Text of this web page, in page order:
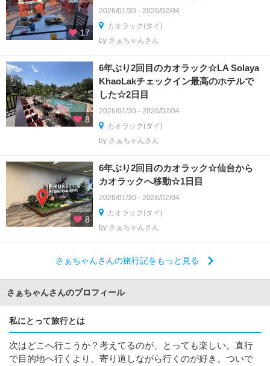
17
2026/01/30 - 2026/02/04
カオラック(タイ)
by さぁちゃんさん
8
6年ぶり2回目のカオラック☆LA Solaya
KhaoLakチェックイン最高のホテルで
した☆2日目
2026/01/30 - 2026/02/04
カオラック(タイ)
by さぁちゃんさん
8
6年ぶり2回目のカオラック☆仙台から
カオラックへ移動☆1日目
2026/01/30 - 2026/02/04
カオラック(タイ)
by さぁちゃんさん
さぁちゃんさんの旅行記をもっと見る
さぁちゃんさんのプロフィール
私にとって旅行とは
次はどこへ行こうか？考えてるのが、とっても楽しい。直行
で目的地へ行くより、寄り道しながら行くのが好き。ついで